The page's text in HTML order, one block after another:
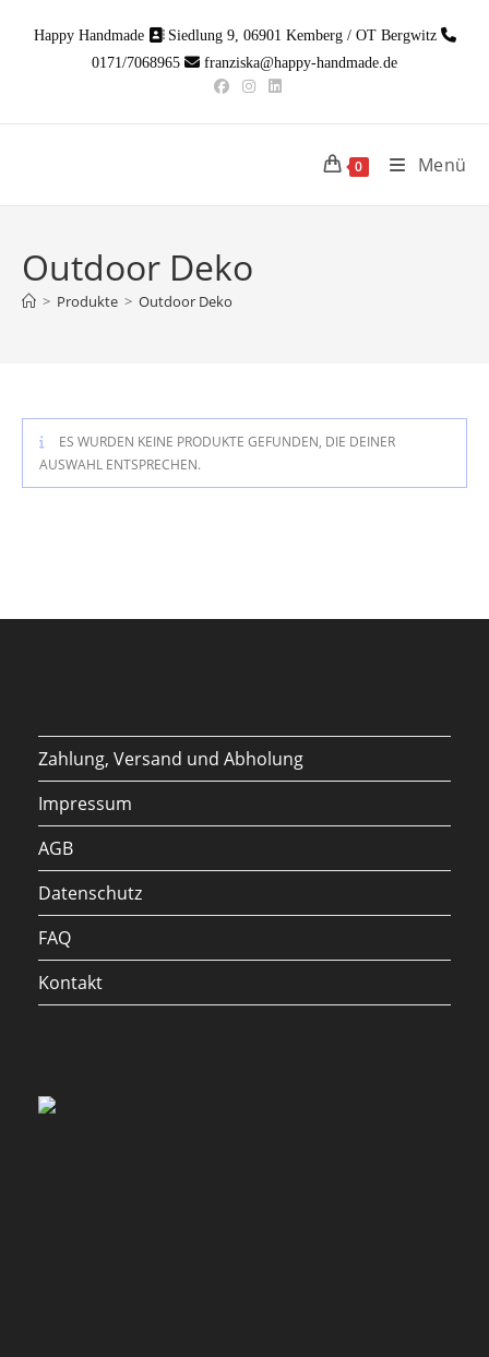
InhaltHappy Handmade
Siedlung 9, 06901 Kemberg / OT Bergwitz
0171/7068965
franziska@happy-handmade.de
0 Menü
Outdoor Deko
> Produkte > Outdoor Deko
ES WURDEN KEINE PRODUKTE GEFUNDEN, DIE DEINER
AUSWAHL ENTSPRECHEN.
Zahlung, Versand und Abholung
Impressum
AGB
Datenschutz
FAQ
Kontakt